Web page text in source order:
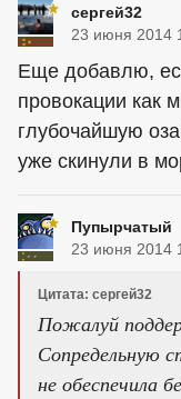
сергей32
23 июня 2014
Еще добавлю,
провокации как
глубочайшую
уже скинули в
Пупырчатый
23 июня 2014
Цитата: сергей32
Пожалуй
Сопредельную
не обеспечила